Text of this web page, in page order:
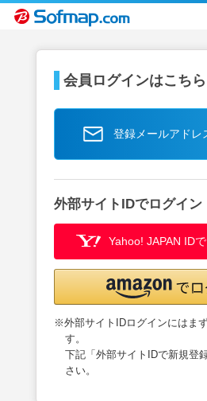
会員ログインはこちら
登録メールアドレ
外部サイトIDでログイン
Yahoo! JAPAN ID
※外部サイトIDログインにはま
す。
下記「外部サイトIDで新規登
さい。